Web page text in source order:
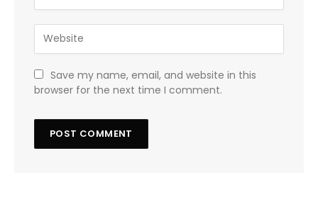
Save my name, email, and website in this
browser for the next time I comment.